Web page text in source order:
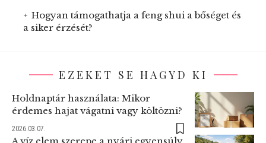
Hogyan támogathatja a feng shui a bőséget és
a siker érzését?
EZEKET SE HAGYD KI
Holdnaptár használata: Mikor
érdemes hajat vágatni vagy költözni?
2026.03.07.
A víz elem szerepe a nyári egyensúly